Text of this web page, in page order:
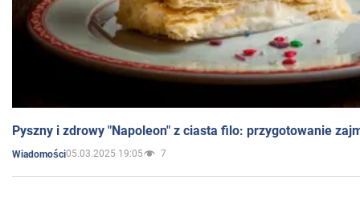
Pyszny i zdrowy "Napoleon" z ciasta filo: przygotowanie
Wiadomości05.03.2025 19:05 7